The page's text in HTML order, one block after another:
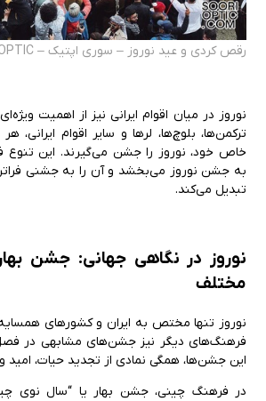
رقص کردی و عید نوروز – سوری اپتیک – SOORIOPTIC
نوروز در میان اقوام ایرانی نیز از اهمیت
ترکمن‌ها، بلوچ‌ها، لرها و سایر اقوام ایرانی،
خاص خود، نوروز را جشن می‌گیرند. این تنوع
به جشن نوروز می‌بخشد و آن را به جشنی فراتر
تبدیل می‌کند.
نوروز در نگاهی جهانی: جشن
مختلف
نوروز تنها مختص به ایران و کشورهای
فرهنگ‌های دیگر نیز جشن‌های مشابهی در فصل
این جشن‌ها، همگی نمادی از تجدید حیات، امید
در فرهنگ چینی، جشن بهار یا “سال نوی